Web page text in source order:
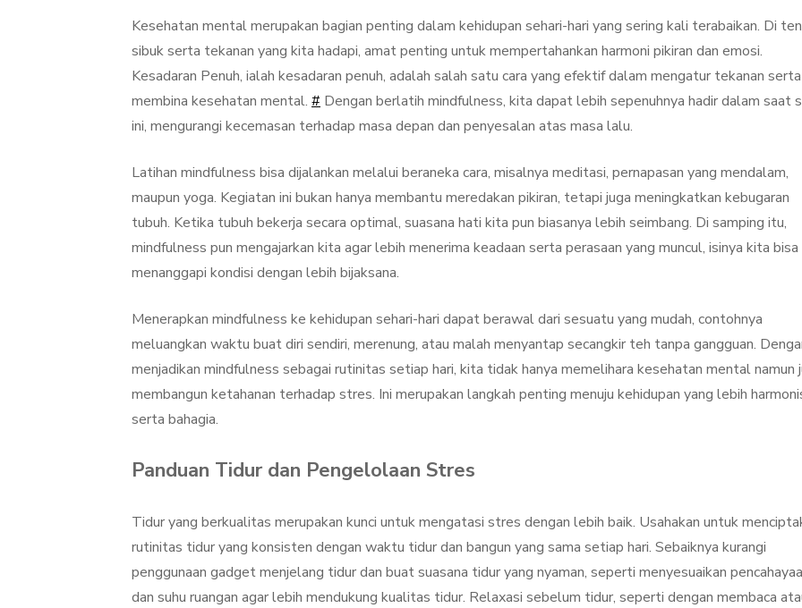
Kesehatan mental merupakan bagian penting dalam kehidupan sehari-hari yang sering kali terabaikan. Di
sibuk serta tekanan yang kita hadapi, amat penting untuk mempertahankan harmoni pikiran dan emosi.
Kesadaran Penuh, ialah kesadaran penuh, adalah salah satu cara yang efektif dalam mengatur tekanan serta
membina kesehatan mental. # Dengan berlatih mindfulness, kita dapat lebih sepenuhnya hadir dalam saat
ini, mengurangi kecemasan terhadap masa depan dan penyesalan atas masa lalu.
Latihan mindfulness bisa dijalankan melalui beraneka cara, misalnya meditasi, pernapasan yang mendalam,
maupun yoga. Kegiatan ini bukan hanya membantu meredakan pikiran, tetapi juga meningkatkan kebugaran
tubuh. Ketika tubuh bekerja secara optimal, suasana hati kita pun biasanya lebih seimbang. Di samping itu,
mindfulness pun mengajarkan kita agar lebih menerima keadaan serta perasaan yang muncul, isinya kita bisa
menanggapi kondisi dengan lebih bijaksana.
Menerapkan mindfulness ke kehidupan sehari-hari dapat berawal dari sesuatu yang mudah, contohnya
meluangkan waktu buat diri sendiri, merenung, atau malah menyantap secangkir teh tanpa gangguan.
menjadikan mindfulness sebagai rutinitas setiap hari, kita tidak hanya memelihara kesehatan mental namun
membangun ketahanan terhadap stres. Ini merupakan langkah penting menuju kehidupan yang lebih
serta bahagia.
Panduan Tidur dan Pengelolaan Stres
Tidur yang berkualitas merupakan kunci untuk mengatasi stres dengan lebih baik. Usahakan untuk
rutinitas tidur yang konsisten dengan waktu tidur dan bangun yang sama setiap hari. Sebaiknya kurangi
penggunaan gadget menjelang tidur dan buat suasana tidur yang nyaman, seperti menyesuaikan
dan suhu ruangan agar lebih mendukung kualitas tidur. Relaxasi sebelum tidur, seperti dengan membaca